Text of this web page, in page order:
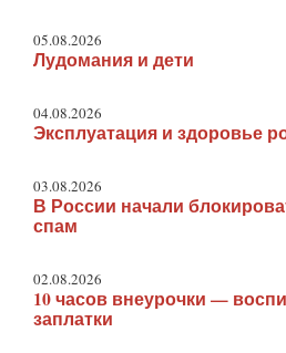
05.08.2026
Лудомания и дети
04.08.2026
Эксплуатация и здоровье
03.08.2026
В России начали
спам
02.08.2026
10 часов внеурочки —
заплатки